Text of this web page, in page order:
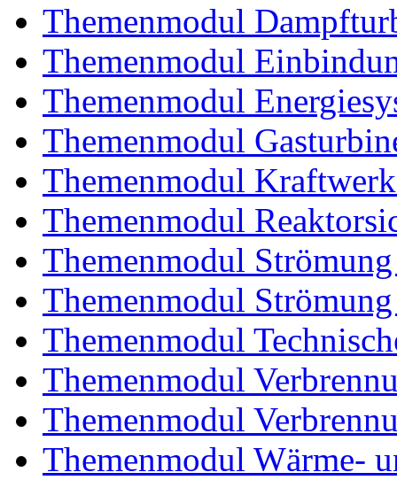
Themenmodul
Themenmodul
Themenmodul
Themenmodul
Themenmodul
Themenmodul
Themenmodul
Themenmodul
Themenmodul
Themenmodul
Themenmodul
Themenmodul Wärme-